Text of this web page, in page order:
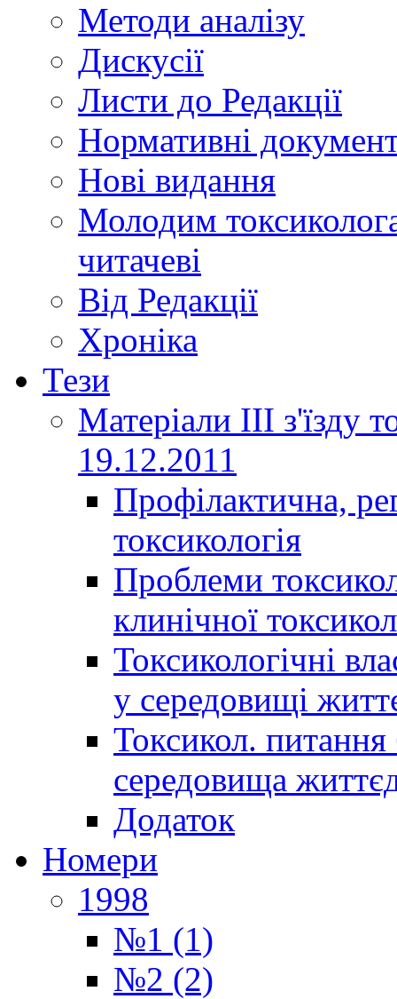
Методи аналізу
Дискусії
Листи до Редакції
Нормативні
Нові видання
Молодим
читачеві
Від Редакції
Хроніка
Тези
Матеріали ІІІ з'їзду
19.12.2011
Профілактична,
токсикологія
Проблеми
клинічної
Токсикологічні
у середовищі
Токсикол. питання
середовища
Додаток
Номери
1998
№1 (1)
№2 (2)